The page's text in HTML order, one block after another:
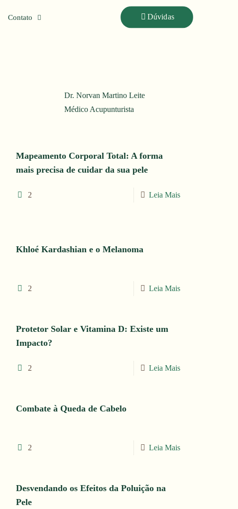
Contato Dúvidas
Koans
Dr. Norvan Martino Leite
Médico Acupunturista
Mapeamento Corporal Total: A forma
mais precisa de cuidar da sua pele
2 Leia Mais
Khloé Kardashian e o Melanoma
2 Leia Mais
Protetor Solar e Vitamina D: Existe um
Impacto?
2 Leia Mais
Combate à Queda de Cabelo
2 Leia Mais
Desvendando os Efeitos da Poluição na
Pele